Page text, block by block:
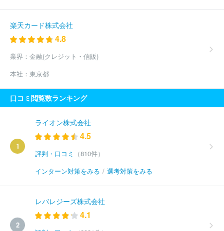
楽天カード株式会社
4.8
業界： 金融(クレジット・信販)
本社： 東京都
口コミ閲覧数ランキング
1
ライオン株式会社
4.5
評判・口コミ
（810件）
インターン対策をみる / 選考対策をみる
2
レバレジーズ株式会社
4.1